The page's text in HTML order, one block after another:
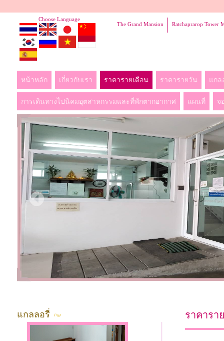
Choose Language
The Grand Mansion
Ratchaprarop Tower
หน้าหลัก เกี่ยวกับเรา ราคารายเดือน ราคารายวัน แกล
การเดินทางไปนิคมอุตสาหกรรมและที่พักตากอากาศ แผนที่ จ
แกลลอรี่ ราคารา